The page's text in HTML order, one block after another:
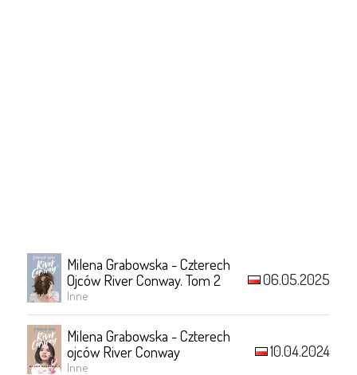
Milena Grabowska - Czterech
Ojców River Conway. Tom 2
Inne
06.05.2025
Milena Grabowska - Czterech
ojców River Conway
Inne
10.04.2024